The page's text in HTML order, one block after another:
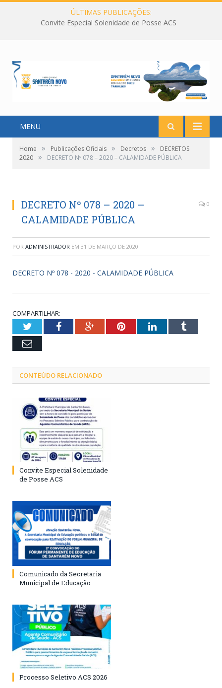
ÚLTIMAS PUBLICAÇÕES:
Convite Especial Solenidade de Posse ACS
MENU
Home » Publicações Oficiais » Decretos »
DECRETOS
2020 » DECRETO Nº 078 – 2020 – CALAMIDADE PÚBLICA
DECRETO Nº 078 – 2020 –
CALAMIDADE PÚBLICA
0
POR ADMINISTRADOR EM 31 DE MARÇO DE 2020
DECRETO Nº 078 - 2020 - CALAMIDADE PÚBLICA
COMPARTILHAR:
TwitterFacebookGoogle+PinterestLinkedInTumblr
Email
CONTEÚDO RELACIONADO
Convite Especial Solenidade
de Posse ACS
Comunicado da Secretaria
Municipal de Educação
Processo Seletivo ACS 2026